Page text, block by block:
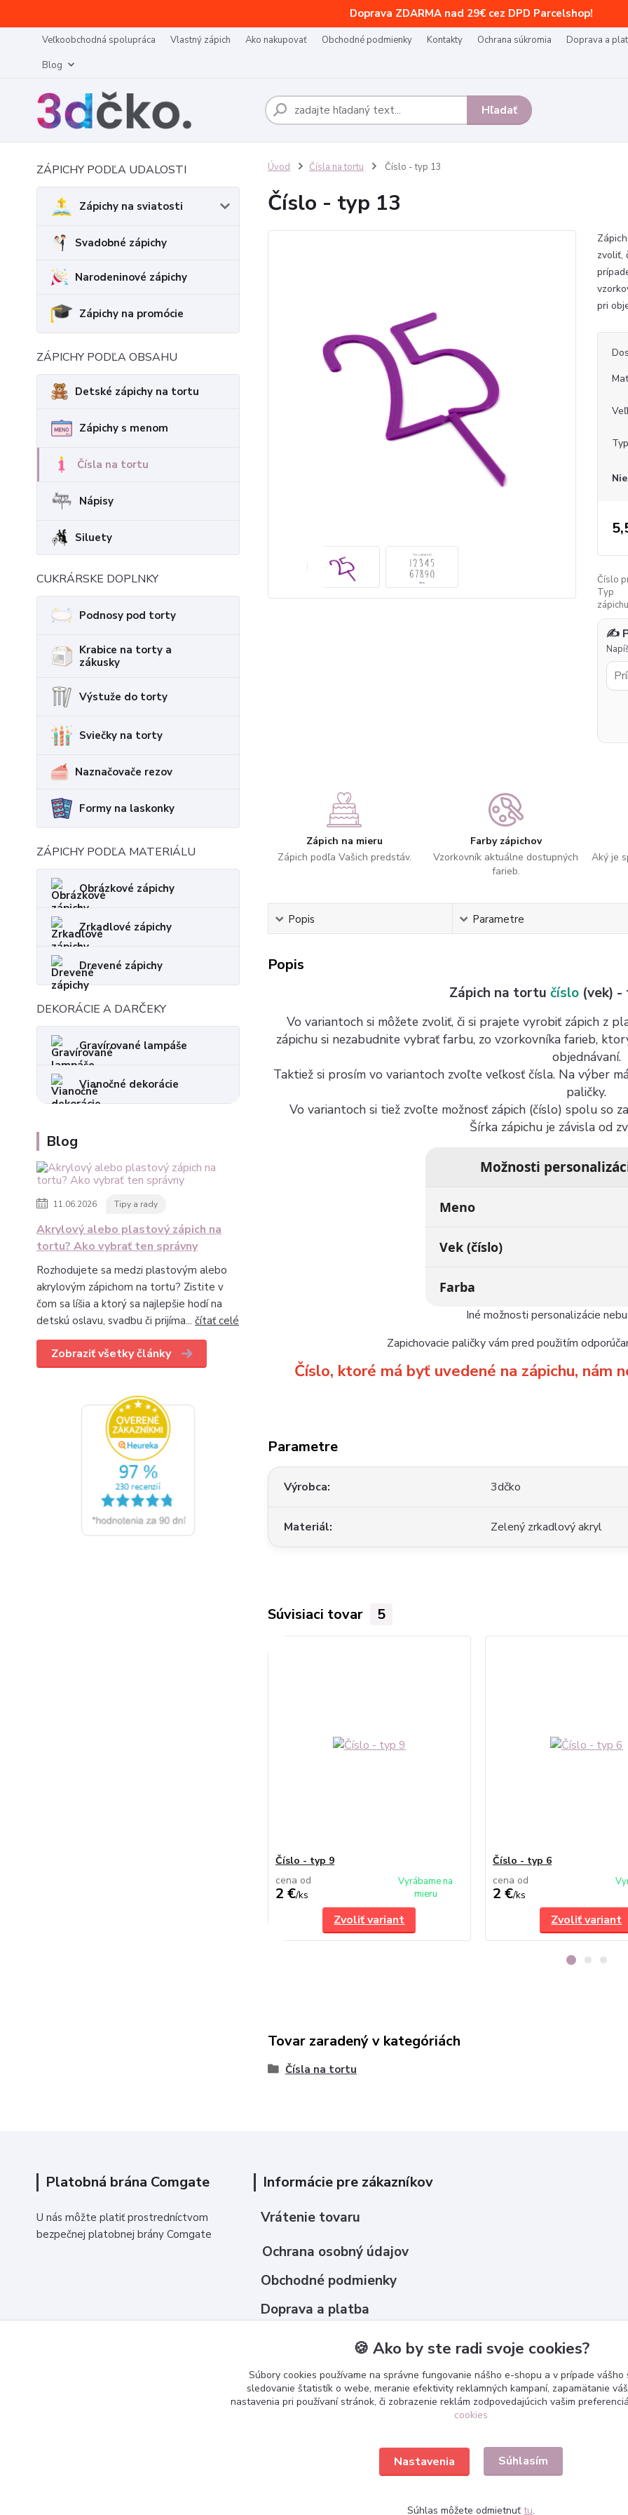
Doprava ZDARMA nad 29€ cez DPD Parcelshop!
Veľkoobchodná spolupráca Vlastný zápich Ako nakupovať Obchodné podmienky Kontakty Ochrana súkromia
Doprava a
Blog
Hľadať
ZÁPICHY PODĽA UDALOSTI
Zápichy na sviatosti
Svadobné zápichy
Narodeninové zápichy
Zápichy na promócie
ZÁPICHY PODĽA OBSAHU
Detské zápichy na tortu
Zápichy s menom
Čísla na tortu
Nápisy
Siluety
CUKRÁRSKE DOPLNKY
Podnosy pod torty
Krabice na torty a
zákusky
Výstuže do torty
Sviečky na torty
Naznačovače rezov
Formy na laskonky
ZÁPICHY PODĽA MATERIÁLU
Obrázkové zápichy
Zrkadlové zápichy
Drevené zápichy
DEKORÁCIE A DARČEKY
Gravírované lampáše
Vianočné dekorácie
Blog
11.06.2026 Tipy a rady
Akrylový alebo plastový zápich na
tortu? Ako vybrať ten správny
Rozhodujete sa medzi plastovým alebo
akrylovým zápichom na tortu? Zistite v
čom sa líšia a ktorý sa najlepšie hodí na
detskú oslavu, svadbu či prijíma... čítať celé
Zobraziť všetky články
Úvod Čísla na tortu Číslo - typ 13
Číslo - typ 13
zvoliť,
pri
Číslo
Typ
✍️
Zápich na mieru
Zápich podľa Vašich predstáv.
Farby zápichov
Vzorkovník aktuálne dostupných
farieb.
Aký je
Popis Parametre
Popis
Zápich na tortu číslo (vek) -
Vo variantoch si môžete zvoliť, či si prajete vyrobiť zápich z
zápichu si nezabudnite vybrať farbu, zo vzorkovníka farieb,
objednávaní.
Taktiež si prosím vo variantoch zvoľte veľkosť čísla. Na výber
paličky.
Vo variantoch si tiež zvoľte možnosť zápich (číslo) spolu so
Šírka zápichu je závisla od
Možnosti
Meno
Vek (číslo)
Farba
Iné možnosti personalizácie
Zapichovacie paličky vám pred použitím
Číslo, ktoré má byť uvedené na zápichu, nám
Parametre
Výrobca 3dčko
Materiál Zelený zrkadlový akryl
Súvisiaci tovar 5
Číslo - typ 9
cena od
2 €/ks
Vyrábame na
mieru
Zvoliť variant
Číslo - typ 6
cena od
2 €/ks
Zvoliť variant
Tovar zaradený v kategóriách
Čísla na tortu
Platobná brána Comgate
U nás môžte platiť prostredníctvom
bezpečnej platobnej brány Comgate
Informácie pre zákazníkov
Vrátenie tovaru
Ochrana osobný údajov
Obchodné podmienky
Doprava a platba
Ako nakupovať ?
Kontakt
🍪 Ako by ste radi svoje cookies?
Súbory cookies používame na správne fungovanie nášho e-shopu a v prípade vášho
sledovanie štatistík o webe, meranie efektivity reklamných kampaní, zapamätanie
nastavenia pri používaní stránok, či zobrazenie reklám zodpovedajúcich vašim
cookies
Nastavenia Súhlasím
Súhlas môžete odmietnuť tu.